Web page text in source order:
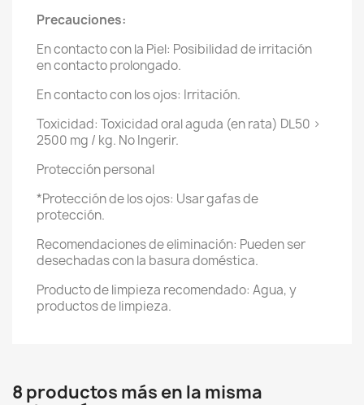
Precauciones:
En contacto con la Piel: Posibilidad de irritación
en contacto prolongado.
En contacto con los ojos: Irritación.
Toxicidad: Toxicidad oral aguda (en rata) DL50 >
2500 mg / kg. No Ingerir.
Protección personal
*Protección de los ojos: Usar gafas de
protección.
Recomendaciones de eliminación: Pueden ser
desechadas con la basura doméstica.
Producto de limpieza recomendado: Agua, y
productos de limpieza.
8 productos más en la misma